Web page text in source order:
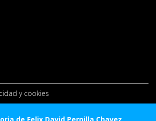
y cookies
de Felix David Pernilla Chavez